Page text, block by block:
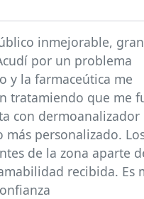
inmejorable, gran
por un problema
y la farmaceútica me
tratamiendo que me
con dermoanalizador
más personalizado.
de la zona aparte
recibida. Es